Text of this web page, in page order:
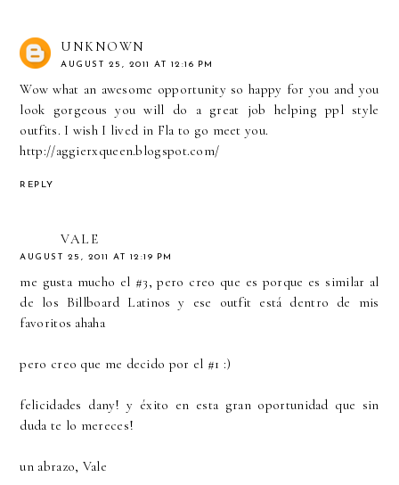
UNKNOWN
AUGUST 25, 2011 AT 12:16 PM
Wow what an awesome opportunity so happy for you and you
look gorgeous you will do a great job helping ppl style
outfits. I wish I lived in Fla to go meet you.
http://aggierxqueen.blogspot.com/
REPLY
VALE
AUGUST 25, 2011 AT 12:19 PM
me gusta mucho el #3, pero creo que es porque es similar al
de los Billboard Latinos y ese outfit está dentro de mis
favoritos ahaha
pero creo que me decido por el #1 :)
felicidades dany! y éxito en esta gran oportunidad que sin
duda te lo mereces!
un abrazo, Vale